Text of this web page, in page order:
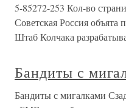
5-85272-253 Кол-во
Советская Россия
Штаб Колчака
Бандиты с
Бандиты с мигалками